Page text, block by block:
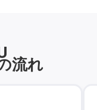
流れ